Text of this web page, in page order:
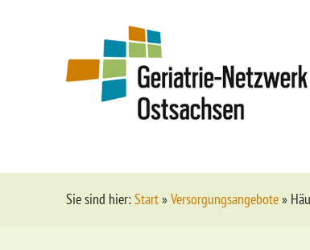
Sie sind hier: Start»Versorgungsangebote»